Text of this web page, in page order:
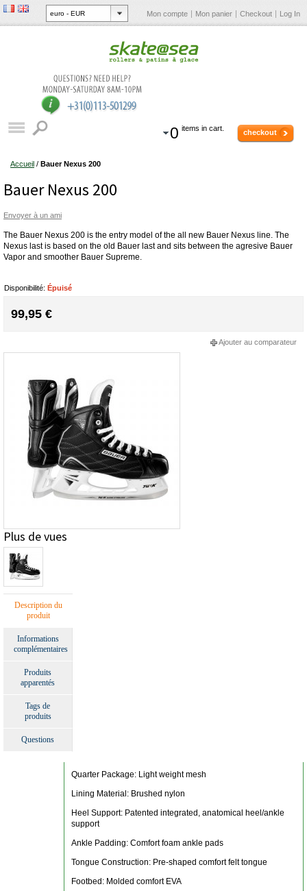
Mon compte Mon panier Checkout Log In
0 items in cart. checkout
Accueil / Bauer Nexus 200
Bauer Nexus 200
Envoyer à un ami
The Bauer Nexus 200 is the entry model of the all new Bauer Nexus line. The
Nexus last is based on the old Bauer last and sits between the agresive Bauer
Vapor and smoother Bauer Supreme.
Disponibilité: Épuisé
99,95 €
Ajouter au comparateur
Plus de vues
Description du
produit
Informations
complémentaires
Produits
apparentés
Tags de
produits
Questions
Quarter Package: Light weight mesh
Lining Material: Brushed nylon
Heel Support: Patented integrated, anatomical heel/ankle
support
Ankle Padding: Comfort foam ankle pads
Tongue Construction: Pre-shaped comfort felt tongue
Footbed: Molded comfort EVA